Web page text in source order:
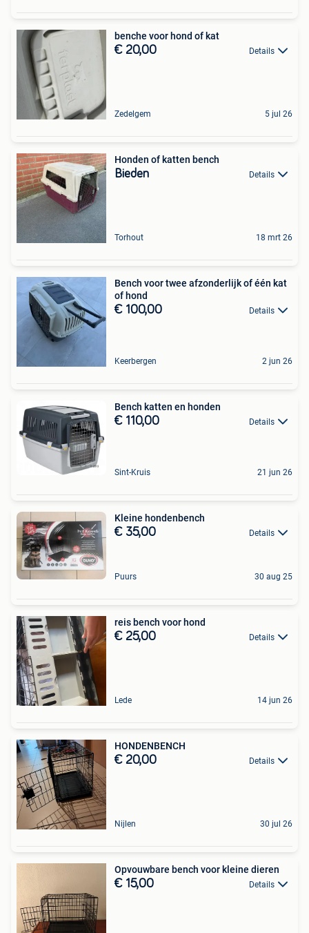
benche voor hond of kat
€ 20,00 Details
Zedelgem 5 jul 26
Honden of katten bench
Bieden Details
Torhout 18 mrt 26
Bench voor twee afzonderlijk of één kat
of hond
€ 100,00 Details
Keerbergen 2 jun 26
Bench katten en honden
€ 110,00 Details
Sint-Kruis 21 jun 26
Kleine hondenbench
€ 35,00 Details
Puurs 30 aug 25
reis bench voor hond
€ 25,00 Details
Lede 14 jun 26
HONDENBENCH
€ 20,00 Details
Nijlen 30 jul 26
Opvouwbare bench voor kleine dieren
€ 15,00 Details